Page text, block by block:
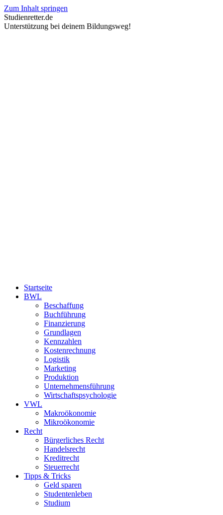
Zum Inhalt springen
Studienretter.de
Unterstützung bei deinem Bildungsweg!
Startseite
BWL
Beschaffung
Buchführung
Finanzierung
Grundlagen
Kennzahlen
Kostenrechnung
Logistik
Marketing
Produktion
Unternehmensführung
Wirtschaftspsychologie
VWL
Makroökonomie
Mikroökonomie
Recht
Bürgerliches Recht
Handelsrecht
Kreditrecht
Steuerrecht
Tipps & Tricks
Geld sparen
Studentenleben
Studium